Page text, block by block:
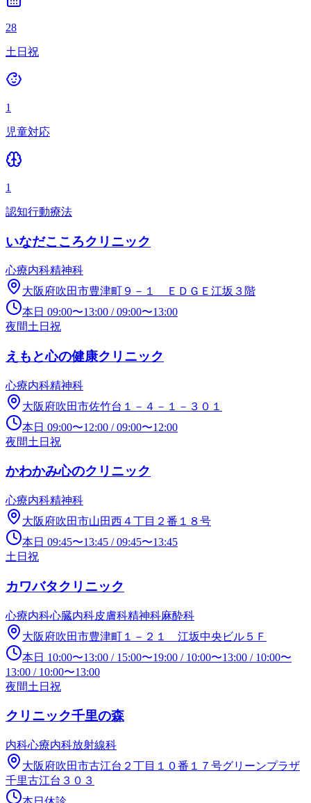
28
土日祝
1
児童対応
1
認知行動療法
いなだこころクリニック
心療内科精神科
大阪府吹田市豊津町９－１ ＥＤＧＥ江坂３階
本日 09:00〜13:00 /09:00〜13:00
夜間土日祝
えもと心の健康クリニック
心療内科精神科
大阪府吹田市佐竹台１－４－１－３０１
本日 09:00〜12:00 /09:00〜12:00
夜間土日祝
かわかみ心のクリニック
心療内科精神科
大阪府吹田市山田西４丁目２番１８号
本日 09:45〜13:45 /09:45〜13:45
土日祝
カワバタクリニック
心療内科心臓内科皮膚科精神科麻酔科
大阪府吹田市豊津町１－２１ 江坂中央ビル５Ｆ
本日 10:00〜13:00 / 15:00〜19:00 / 10:00〜13:00 / 10:00〜
13:00 / 10:00〜13:00
夜間土日祝
クリニック千里の森
内科心療内科放射線科
大阪府吹田市古江台２丁目１０番１７号グリーンプラザ
千里古江台３０３